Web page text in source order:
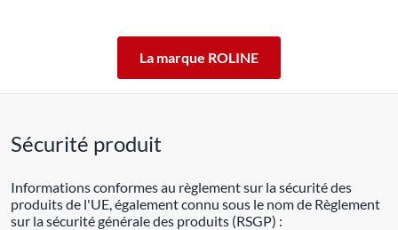
La marque ROLINE
Sécurité produit
Informations conformes au règlement sur la sécurité des
produits de l'UE, également connu sous le nom de Règlement
sur la sécurité générale des produits (RSGP) :